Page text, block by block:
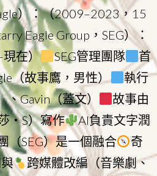
）：（2009–2023，15
Eagle Group，SEG）：
在）
SEG管理團隊
首
（故事鷹，男性）
執行
Gavin（蓋文）
故事由
・S）寫作
AI負責文字潤
（SEG）是一個融合
奇
跨媒體改編（音樂劇、